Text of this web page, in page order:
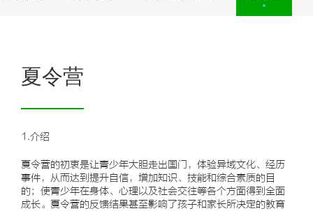
夏令营
1.介绍
夏令营的初衷是让青少年大胆走出国门，体验异域文化、经历
事件，从而达到提升自信，增加知识、技能和综合素质的目
的；使青少年在身体、心理以及社会交往等各个方面得到全面
成长。夏令营的反馈结果甚至影响了孩子和家长所决定的教育